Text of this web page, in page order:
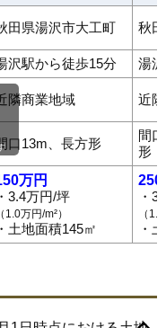
田県湯沢市大工町 秋
沢駅から徒歩15分 湯
隣商業地域 近
口13m、長方形
間
形
万円
・3.4万円/坪
（1.0万円/m²）
・土地面積145㎡
250
・
（
・
地町小野表町上院内